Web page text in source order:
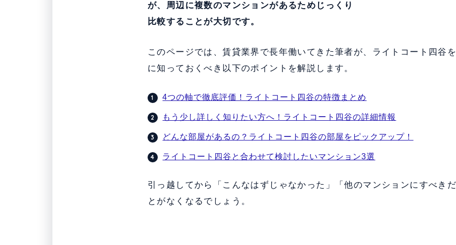
が、周辺に複数のマンションがあるためじっくり
比較することが大切です。
このページでは、賃貸業界で長年働いてきた筆者が、ライトコート四谷
に知っておくべき以下のポイントを解説します。
4つの軸で徹底評価！ライトコート四谷の特徴まとめ
もう少し詳しく知りたい方へ！ライトコート四谷の詳細情報
どんな部屋があるの？ライトコート四谷の部屋をピックアップ！
ライトコート四谷と合わせて検討したいマンション3選
引っ越してから「こんなはずじゃなかった」「他のマンションにすべき
とがなくなるでしょう。